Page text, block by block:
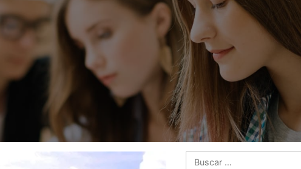
Licenciatura en Derecho
Licenciatura en
Dirección y
Administración de
Empresas
Licenciatura en
Negocios Internacionales
Licenciatura en Nutrición
Licenciatura en
Licenciatura en
Animación 3D y Diseño
de Videojuegos
Licenciatura en Diseño y
Mercadotecnia de la
Ingeniería Industrial
Ingeniería Mecánica
Ingeniería Mecatrónica
Buscar: